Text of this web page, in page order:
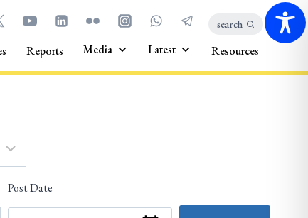
search
Reports Media Latest Resources
Post Date